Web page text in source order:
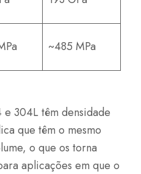
~485 MPa
304L têm densidade
que têm o mesmo
o que os torna
aplicações em que o